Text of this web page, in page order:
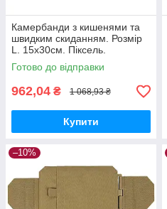
Камербанди з кишенями та
швидким скиданням. Розмір
L. 15х30см. Піксель.
Комплект из 2 шт.
Готово до відправки
962,04 ₴ 1 068,93 ₴
Купити
–10%